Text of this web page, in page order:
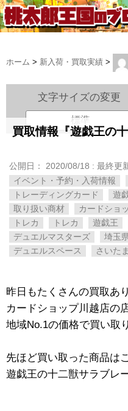
ホーム > 新入荷・買取実績 >
文字サイズの変更
標準
買取情報『遊戯王の
公開日： 2020/08/18 : 最終更
イベント・予約・入荷情報
トレーディングカード
遊
取り扱い商材
カードショ
トレカ
トレカ 遊戯王
デュエルマスターズ
埼玉
デュエルスペース
さいた
昨日もたくさんの買取あ
カードショップ川越店の
地域No.1の価格で買い取
先ほど買い取った商品は
遊戯王の十二獣サラブレ